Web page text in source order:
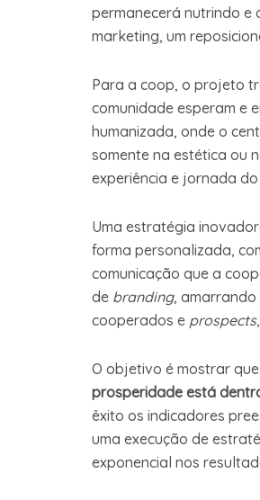
permanecerá nutrindo
marketing, um
Para a coop, o projeto
comunidade esperam e
humanizada, onde o
somente na estética ou
experiência e jornada do
Uma estratégia
forma personalizada,
comunicação que a
de branding,
cooperados e prospects
O objetivo é mostrar
prosperidade está
êxito os indicadores
uma execução de
exponencial nos